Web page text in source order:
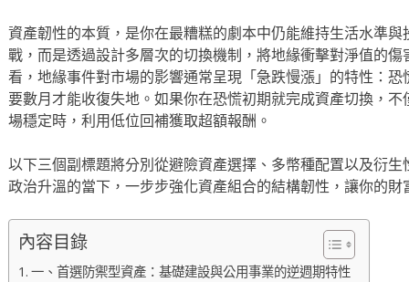
資產韌性的本質，是你在最糟糕的劇本中仍能維持生活水準
戰，而是透過設計多層次的切換機制，將地緣衝擊對淨值的
看，地緣事件對市場的影響通常呈現「急跌慢漲」的特性：
要數月才能收復失地。如果你在恐慌初期就完成資產切換，
場穩定時，利用低位回補獲取超額報酬。
以下三個副標題將分別從避險資產選擇、多幣種配置以及衍
政治升溫的當下，一步步強化資產組合的結構韌性，讓你的
內容目錄
一、首選防禦型資產：基礎建設與公用事業的逆週期特性